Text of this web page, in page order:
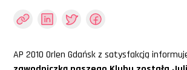
AP 2010 Orlen Gdańsk z satysfakcją